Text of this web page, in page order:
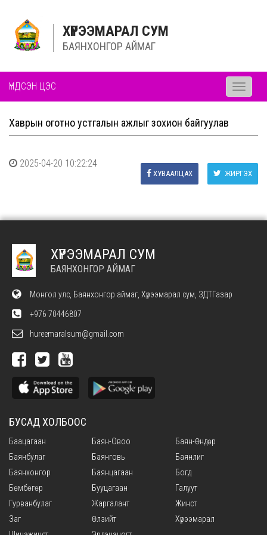
ХҮРЭЭМАРАЛ СУМ
БАЯНХОНГОР АЙМАГ
ҮНДСЭН ЦЭС
Toggle
Хаврын оготно устгалын ажлыг зохион байгуулав
2025-04-20 10:22:24
ЖИРГЭХ
ХУВААЛЦАХ
ХҮРЭЭМАРАЛ СУМ
БАЯНХОНГОР АЙМАГ
Монгол улс, Баянхонгор аймаг, Хүрээмарал сум, ЗДТГазар
+976 70446807
hureemaralsum@gmail.com
БУСАД ХОЛБООС
Баацагаан Баян-Овоо
Баян-Өндөр
Баянбулаг
Баянговь
Баянлиг
Баянхонгор
Баянцагаан
Богд
Бөмбөгөр
Бууцагаан
Галуут
Гурванбулаг
Жаргалант
Жинст
Заг
Өлзийт
Хүрээмарал